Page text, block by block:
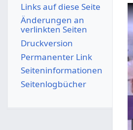
Links auf diese Seite
Änderungen an
verlinkten Seiten
Druckversion
Permanenter Link
Seiten­­informationen
Seitenlogbücher